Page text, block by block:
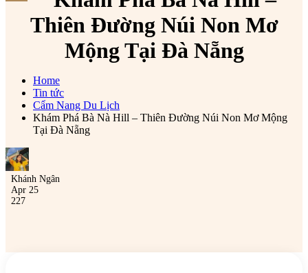
Thiên Đường Núi Non Mơ
Mộng Tại Đà Nẵng
Home
Tin tức
Cẩm Nang Du Lịch
Khám Phá Bà Nà Hill – Thiên Đường Núi Non Mơ Mộng
Tại Đà Nẵng
Khánh Ngân
Apr 25
227